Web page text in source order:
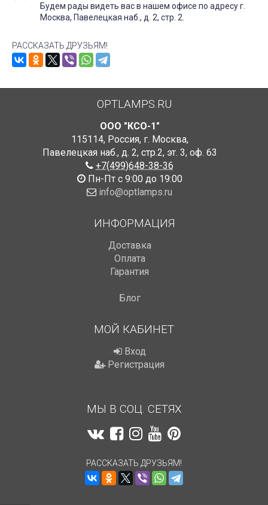
Будем рады видеть вас в нашем офисе по адресу г.
Москва, Павелецкая наб., д. 2, стр. 2.
РАССКАЗАТЬ ДРУЗЬЯМ!
OPTLAMPS.RU
ООО "КСО-1"
115114, Россия, г. Москва,
Павелецкая наб., д. 2, стр.2, эт. 3, оф. 63
+7(499)648-38-36
Пн-Пт с 9:00 до 19:00
info@optlamps.ru
ИНФОРМАЦИЯ
Доставка
Оплата
Гарантия
Блог
МОЙ КАБИНЕТ
Вход
Регистрация
МЫ В СОЦ. СЕТЯХ
РАССКАЗАТЬ ДРУЗЬЯМ!